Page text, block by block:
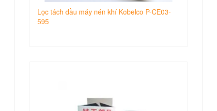
Lọc tách dầu máy nén khí Kobelco P-CE03-
595